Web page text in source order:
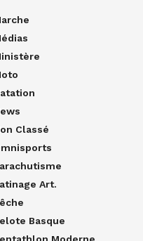
Classé
Art.
Basque